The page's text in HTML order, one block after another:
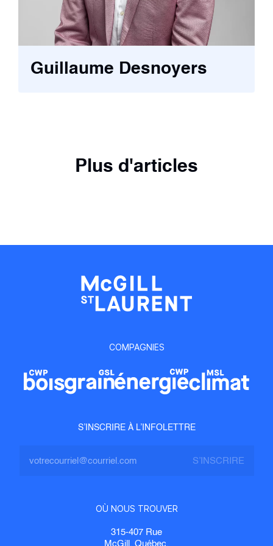
Guillaume Desnoyers
Plus d'articles
COMPAGNIES
S’INSCRIRE À L’INFOLETTRE
OÙ NOUS TROUVER
315-407 Rue
McGill, Québec,